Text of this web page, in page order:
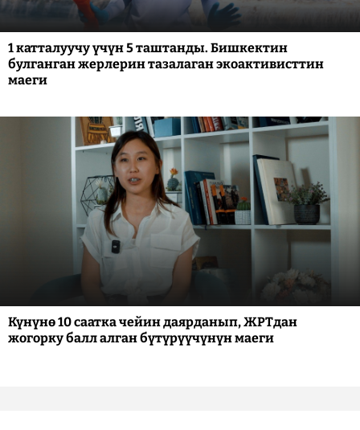
1 катталуучу үчүн 5 таштанды. Бишкектин
булганган жерлерин тазалаган экоактивисттин
маеги
Күнүнө 10 саатка чейин даярданып, ЖРТдан
жогорку балл алган бүтүрүүчүнүн маеги